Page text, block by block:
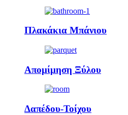
Πλακάκια Μπάνιου
Απομίμηση Ξύλου
Δαπέδου-Τοίχου